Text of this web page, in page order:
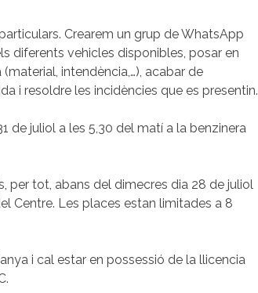
Crearem un grup de WhatsApp
diferents vehicles disponibles, posar en
intendència,…), acabar de
i resoldre les incidències que es presentin.
de juliol a les 5,30 del matí a la benzinera
per tot, abans del dimecres dia 28 de juliol
Centre. Les places estan limitades a 8
i cal estar en possessió de la llicencia